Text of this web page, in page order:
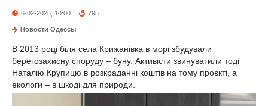
6-02-2025, 10:00 795
Новости Одессы
В 2013 році біля села Крижанівка в морі збудували
берегозахисну споруду – буну. Активісти звинуватили тоді
Наталію Крупицю в розкраданні коштів на тому проєкті, а
екологи – в шкоді для природи.